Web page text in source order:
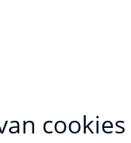
cookies